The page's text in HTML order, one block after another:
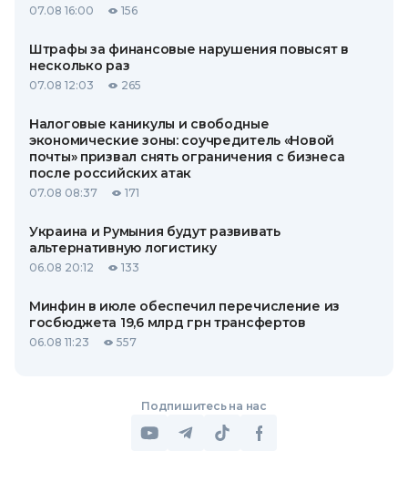
07.08 16:00 156
Штрафы за финансовые нарушения повысят в
несколько раз
07.08 12:03 265
Налоговые каникулы и свободные
экономические зоны: соучредитель «Новой
почты» призвал снять ограничения с бизнеса
после российских атак
07.08 08:37 171
Украина и Румыния будут развивать
альтернативную логистику
06.08 20:12 133
Минфин в июле обеспечил перечисление из
госбюджета 19,6 млрд грн трансфертов
06.08 11:23 557
Подпишитесь на нас